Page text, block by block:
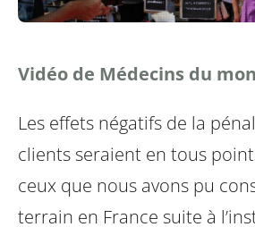
Vidéo de Médecins du
Les effets négatifs de la
clients seraient en tous
ceux que nous avons pu
terrain en France suite à